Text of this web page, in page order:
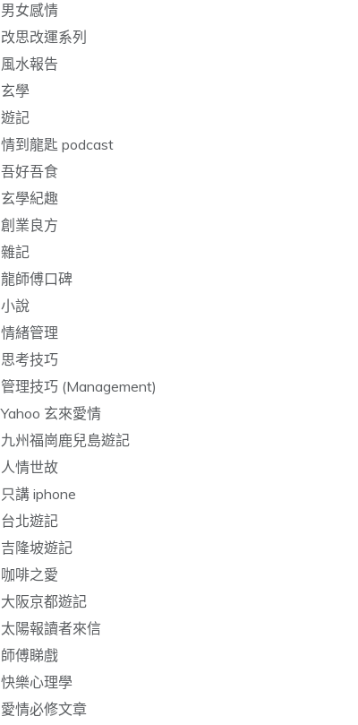
男女感情
改思改運系列
風水報告
玄學
遊記
情到龍匙 podcast
吾好吾食
玄學紀趣
創業良方
雜記
龍師傅口碑
小說
情緒管理
思考技巧
管理技巧 (Management)
Yahoo 玄來愛情
九州福崗鹿兒島遊記
人情世故
只講 iphone
台北遊記
吉隆坡遊記
咖啡之愛
大阪京都遊記
太陽報讀者來信
師傅睇戲
快樂心理學
愛情必修文章